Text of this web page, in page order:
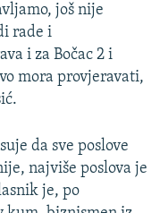
još nije
rade i
i za Bočac 2 i
mora provjeravati,
da sve poslove
najviše poslova je
je, po